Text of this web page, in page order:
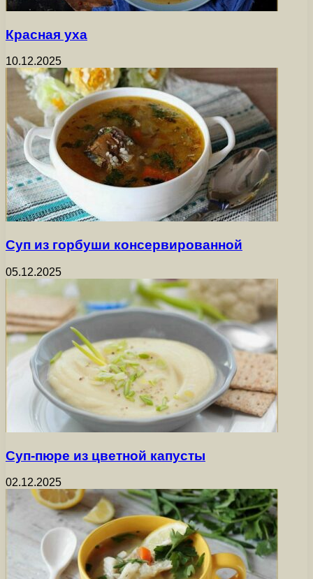
Красная уха
10.12.2025
Суп из горбуши консервированной
05.12.2025
Суп-пюре из цветной капусты
02.12.2025